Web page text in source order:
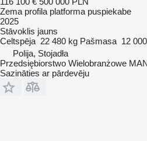
Zema profila platforma puspiekabe
2025
Stāvoklis jauns
Celtspēja 22 480 kg Pašmasa 12
Polija, Stojadła
Przedsiębiorstwo Wielobranżowe
Sazināties ar pārdevēju